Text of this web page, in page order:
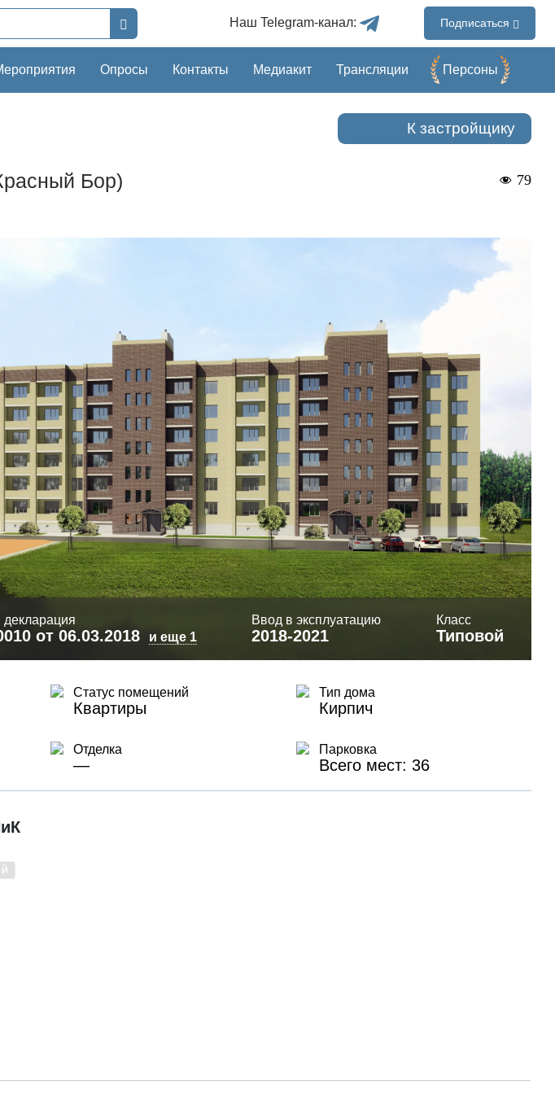
Наш Telegram-канал: Подписаться
Опросы Контакты Медиакит Трансляции Перcоны
К застройщику
Бор) 79
декларация
от 06.03.2018 и еще 1
Ввод в эксплуатацию
2018-2021
Класс
Типовой
Статус помещений
Квартиры
Тип дома
Кирпич
Отделка
—
Парковка
Всего мест: 36